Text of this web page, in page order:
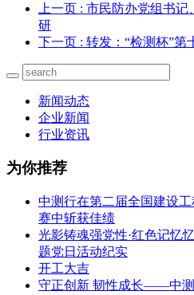
上一页 : 市民防办党组书记
研
下一页 : 转发：“检测杯”第
新闻动态
企业新闻
行业资讯
为你推荐
中测行在第二届全国建设
赛中斩获佳绩
光影铸魂强党性·红色记忆
题党日活动纪实
开工大吉
守正创新 韧性成长——中测